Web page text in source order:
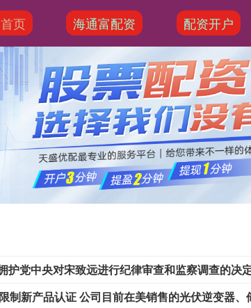
首页 海通富配资 配资开户
护党中央对宋致远进行纪律审查和监察调查的决
制新产品认证 公司目前在美销售的光伏逆变器、